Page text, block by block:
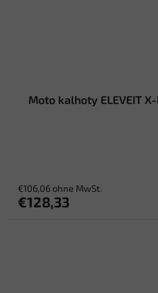
Moto kalhoty ELEVEIT
€106,06 ohne MwSt.
€128,33